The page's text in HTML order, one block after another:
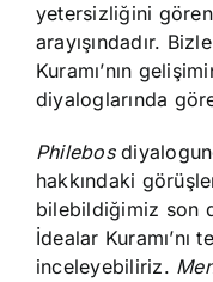
yetersizliğini
arayışındadır.
Kuramı’nın
diyaloglarında
Philebos
hakkındaki
bilebildiğimiz son
İdealar
inceleyebiliriz.